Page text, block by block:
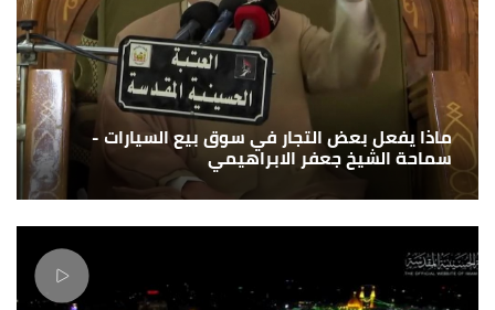
ماذا يفعل بعض التجار في سوق بيع السيارات -
سماحة الشيخ جعفر الابراهيمي